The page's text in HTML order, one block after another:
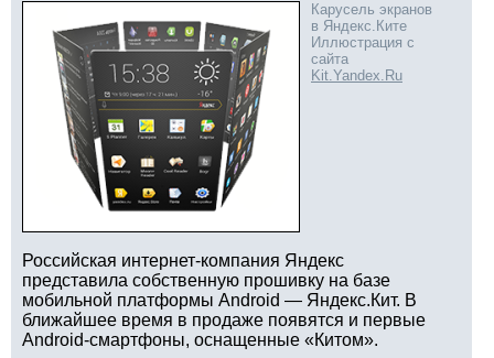
Карусель экранов
в Яндекс.Ките
Иллюстрация с
сайта
Kit.Yandex.Ru
Российская интернет-компания Яндекс
представила собственную прошивку на базе
мобильной платформы Android — Яндекс.Кит. В
ближайшее время в продаже появятся и первые
Android-смартфоны, оснащенные «Китом».